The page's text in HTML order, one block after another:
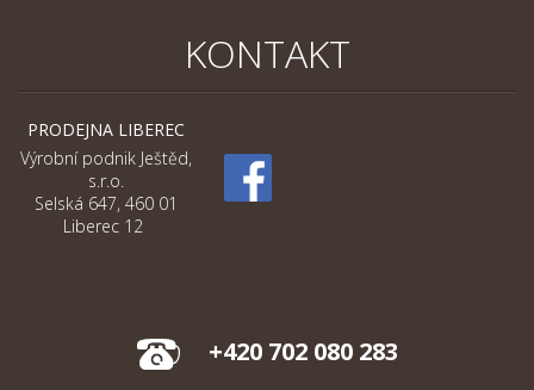
KONTAKT
PRODEJNA LIBEREC
Výrobní podnik Ještěd,
s.r.o.
Selská 647, 460 01
Liberec 12
+420 702 080 283